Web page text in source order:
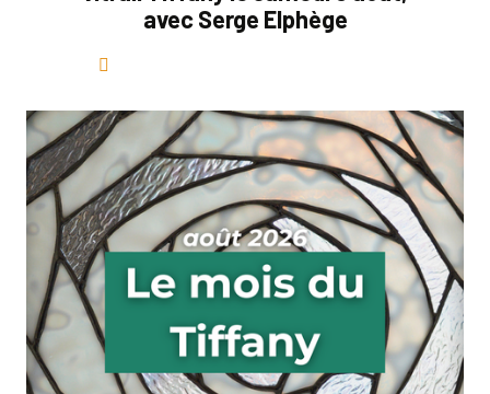
avec Serge Elphège